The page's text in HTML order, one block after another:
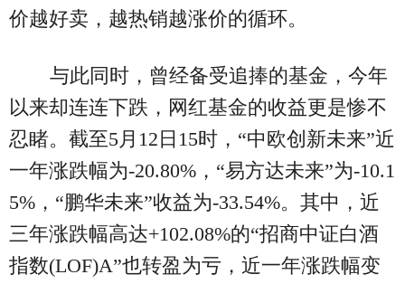
价越好卖，越热销越涨价的循环。
与此同时，曾经备受追捧的基金，今年
以来却连连下跌，网红基金的收益更是惨不
忍睹。截至5月12日15时，“中欧创新未来”近
一年涨跌幅为-20.80%，“易方达未来”为-10.1
5%，“鹏华未来”收益为-33.54%。其中，近
三年涨跌幅高达+102.08%的“招商中证白酒
指数(LOF)A”也转盈为亏，近一年涨跌幅变